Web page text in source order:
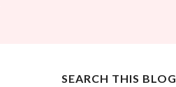
SEARCH THIS BLOG